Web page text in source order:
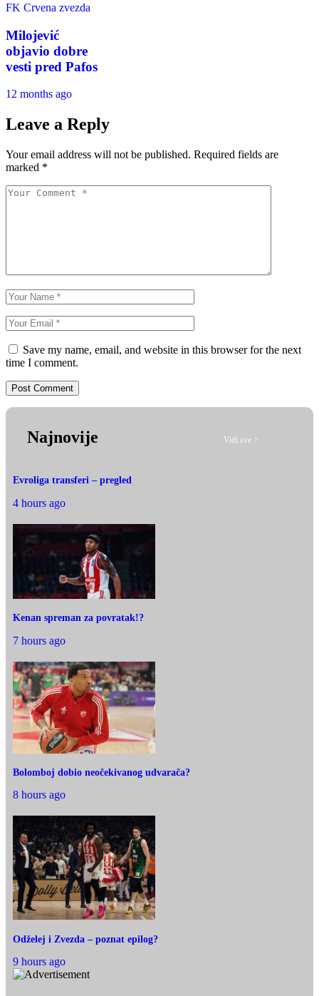
FK Crvena zvezda
Milojević
objavio dobre
vesti pred Pafos
12 months ago
Leave a Reply
Your email address will not be published. Required fields are
marked *
Save my name, email, and website in this browser for the next
time I comment.
Najnovije Vidi sve >
Evroliga transferi – pregled
4 hours ago
Kenan spreman za povratak!?
7 hours ago
Bolomboj dobio neočekivanog udvarača?
8 hours ago
Odželej i Zvezda – poznat epilog?
9 hours ago